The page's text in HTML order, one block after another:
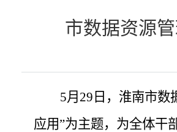
市数据资源
5月 29 日，淮南市数
应用”为主题，为全体干